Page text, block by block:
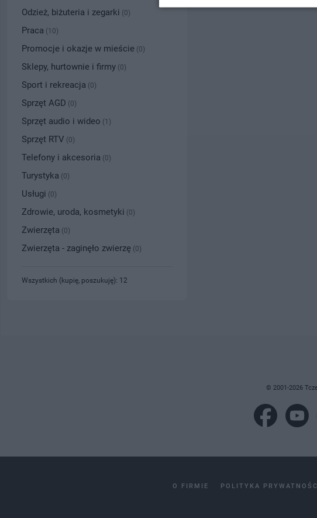
Odzież, biżuteria i zegarki (0)
Praca (10)
Promocje i okazje w mieście (0)
Sklepy, hurtownie i firmy (0)
Sport i rekreacja (0)
Sprzęt AGD (0)
Sprzęt audio i wideo (1)
Sprzęt RTV (0)
Telefony i akcesoria (0)
Turystyka (0)
Usługi (0)
Zdrowie, uroda, kosmetyki (0)
Zwierzęta (0)
Zwierzęta - zaginęło zwierzę (0)
Wszystkich (kupię, poszukuję): 12
© 2001-2026
O FIRMIE POLITYKA